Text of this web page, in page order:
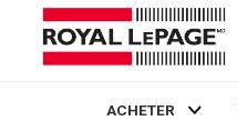
ACHETER